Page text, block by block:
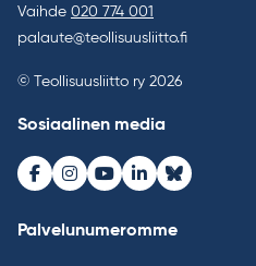
Vaihde 020 774 001
palaute@teollisuusliitto.fi
© Teollisuusliitto ry 2026
Sosiaalinen media
Facebook
Instagram
Youtube
LinkedInBluesky
Palvelunumeromme